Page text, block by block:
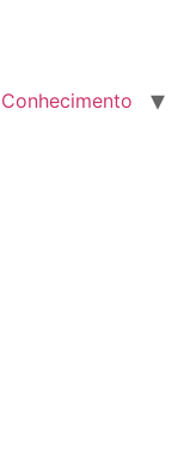
Conhecimento